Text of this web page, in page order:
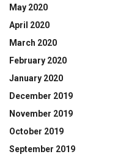
May 2020
April 2020
March 2020
February 2020
January 2020
December 2019
November 2019
October 2019
September 2019